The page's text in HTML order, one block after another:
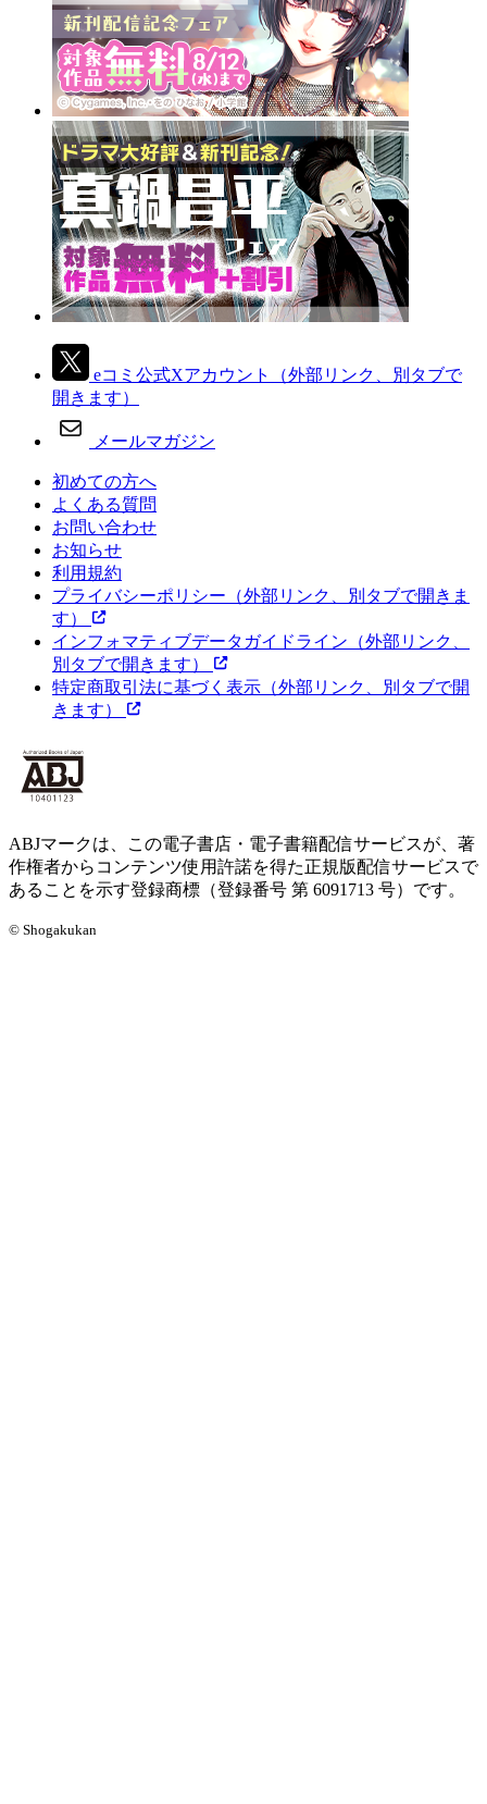
eコミ公式Xアカウント
（外部リンク、別タブで
開きます）
メールマガジン
初めての方へ
よくある質問
お問い合わせ
お知らせ
利用規約
プライバシーポリシー （外部リンク、別タブで開きま
す）
インフォマティブデータガイドライン （外部リンク、
別タブで開きます）
特定商取引法に基づく表示 （外部リンク、別タブで開
きます）
ABJマークは、この電子書店・電子書籍配信サービスが、著
作権者からコンテンツ使用許諾を得た正規版配信サービスで
あることを示す登録商標（登録番号 第 6091713 号）です。
© Shogakukan